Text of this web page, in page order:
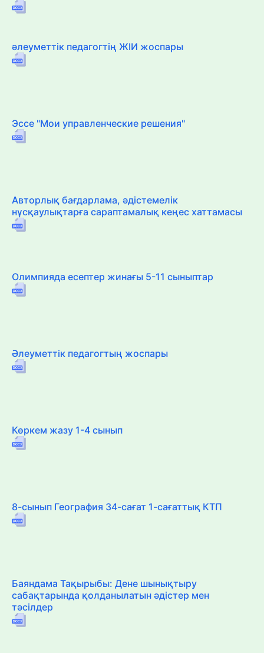
әлеуметтік педагогтің ЖІИ жоспары
Эссе "Мои управленческие решения"
Авторлық бағдарлама, әдістемелік
нұсқаулықтарға сараптамалық кеңес хаттамасы
Олимпияда есептер жинағы 5-11 сыныптар
Әлеуметтік педагогтың жоспары
Көркем жазу 1-4 сынып
8-сынып География 34-сағат 1-сағаттық КТП
Баяндама Тақырыбы: Дене шынықтыру
сабақтарында қолданылатын әдістер мен
тәсілдер